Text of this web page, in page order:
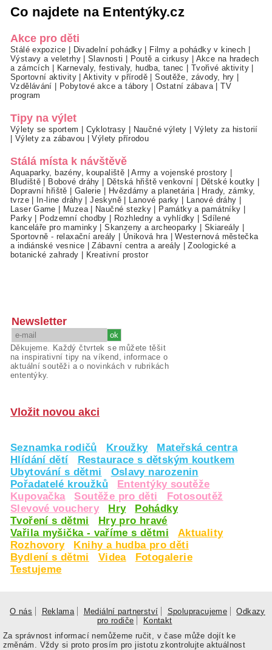
Co najdete na Ententýky.cz
Akce pro děti
Stálé expozice Divadelní pohádky Filmy a pohádky v kinech
Výstavy a veletrhy|Slavnosti Poutě a cirkusy
Akce na hradech
a zámcích
Karnevaly, festivaly, hudba, tanec Tvořivé aktivity
Sportovní aktivity|Aktivity v přírodě |Soutěže, závody, hry
Vzdělávání
Pobytové akce a tábory Ostatní zábava |TV
program
Tipy na výlet
Výlety se sportem Cyklotrasy Naučné výlety
Výlety za historií
Výlety za zábavou |Výlety přírodou
Stálá místa k návštěvě
Aquaparky, bazény, koupaliště |Army a vojenské prostory
Bludiště
Bobové dráhy Dětská hřiště venkovní Dětské koutky
Dopravní hřiště
Galerie Hvězdárny a planetária
Hrady, zámky,
tvrze| In-line dráhy |Jeskyně| Lanové parky Lanové dráhy
Laser Game
Muzea| Naučné stezky Památky a památníky
Parky| Podzemní chodby Rozhledny a vyhlídky
Sdílené
kanceláře pro maminky |Skanzeny a archeoparky Skiareály
Sportovně - relaxační areály
Úniková hra |Westernová městečka
a indiánské vesnice |Zábavní centra a areály |Zoologické a
botanické zahrady
Kreativní prostor
Newsletter
Děkujeme. Každý čtvrtek se můžete těšit
na inspirativní tipy na víkend, informace o
aktuální soutěži a o novinkách v rubrikách
ententýky.
Vložit novou akci
Seznamka rodičů Kroužky
Mateřská centra
Hlídání dětí
Restaurace s dětským koutkem
Ubytování s dětmi
Oslavy narozenin
Pořadatelé kroužků
Ententýky soutěže
Kupovačka
Soutěže pro děti
Fotosoutěž
Slevové vouchery
Hry
Pohádky
Tvoření s dětmi
Hry pro hravé
Vařila myšička - vaříme s dětmi
Aktuality
Rozhovory
Knihy a hudba pro děti
Bydlení s dětmi
Videa
Fotogalerie
Testujeme
O nás Reklama Mediální partnerství Spolupracujeme
Odkazy
pro rodiče
Kontakt
Za správnost informací nemůžeme ručit, v čase může dojít ke
změnám. Vždy si proto prosím pro jistotu zkontrolujte aktuálnost